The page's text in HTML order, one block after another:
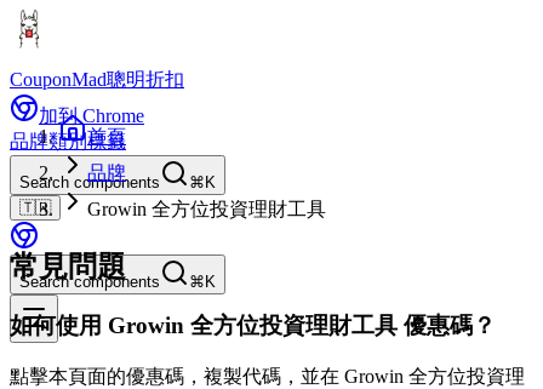
CouponMad聰明折扣
加到 Chrome
品牌類別標籤
Search components
⌘K
🇹🇼
Search components ⌘K
首頁
品牌
Growin 全方位投資理財工具
常見問題
如何使用 Growin 全方位投資理財工具 優惠碼？
點擊本頁面的優惠碼，複製代碼，並在 Growin 全方位投資理